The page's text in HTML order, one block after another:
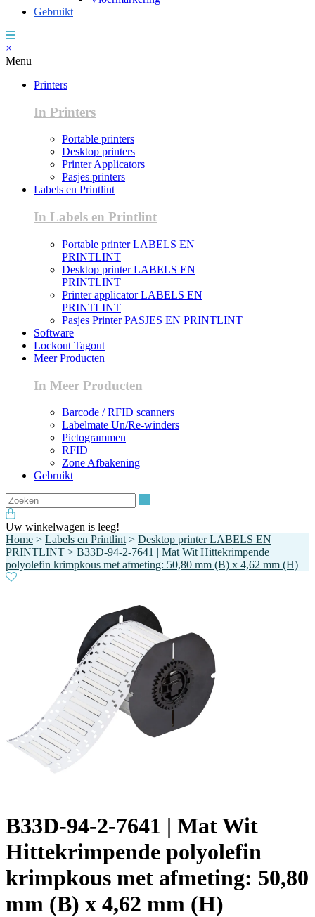
Gebruikt
×
Menu
Printers
In Printers
Portable printers
Desktop printers
Printer Applicators
Pasjes printers
Labels en Printlint
In Labels en Printlint
Portable printer LABELS EN
PRINTLINT
Desktop printer LABELS EN
PRINTLINT
Printer applicator LABELS EN
PRINTLINT
Pasjes Printer PASJES EN PRINTLINT
Software
Lockout Tagout
Meer Producten
In Meer Producten
Barcode / RFID scanners
Labelmate Un/Re-winders
Pictogrammen
RFID
Zone Afbakening
Gebruikt
Uw winkelwagen is leeg!
Home > Labels en Printlint > Desktop printer LABELS EN
PRINTLINT > B33D-94-2-7641 | Mat Wit Hittekrimpende
polyolefin krimpkous met afmeting: 50,80 mm (B) x 4,62 mm (H)
B33D-94-2-7641 | Mat Wit
Hittekrimpende polyolefin
krimpkous met afmeting: 50,80
mm (B) x 4,62 mm (H)